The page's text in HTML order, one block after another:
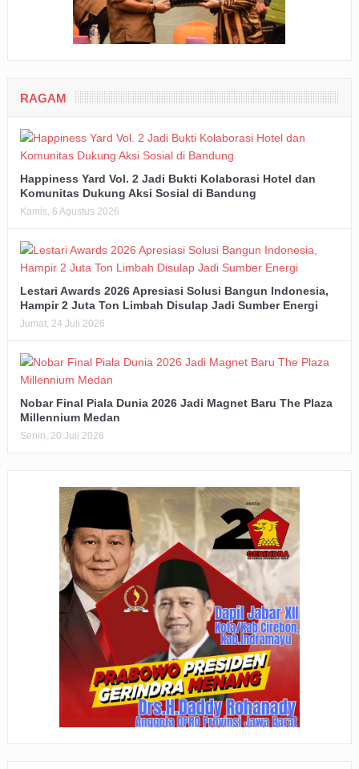
Kamis, 6 Agustus 2026
Lestari Awards 2026 Apresiasi Solusi Bangun Indonesia,
Jumat, 24 Juli 2026
Nobar Final Piala Dunia 2026 Jadi Magnet Baru The Plaza
Senin, 20 Juli 2026